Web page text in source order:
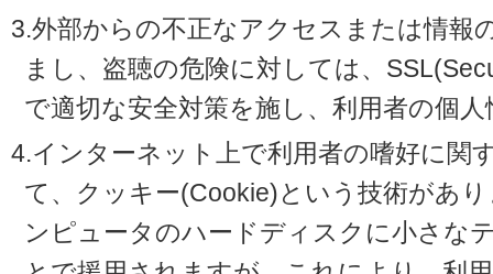
3.外部からの不正なアクセスまたは情報
まし、盗聴の危険に対しては、
で適切な安全対策を施し、利用者の個
4.インターネット上で利用者の嗜好に関
て、クッキー(Cookie)という技術があ
ンピュータのハードディスクに小さな